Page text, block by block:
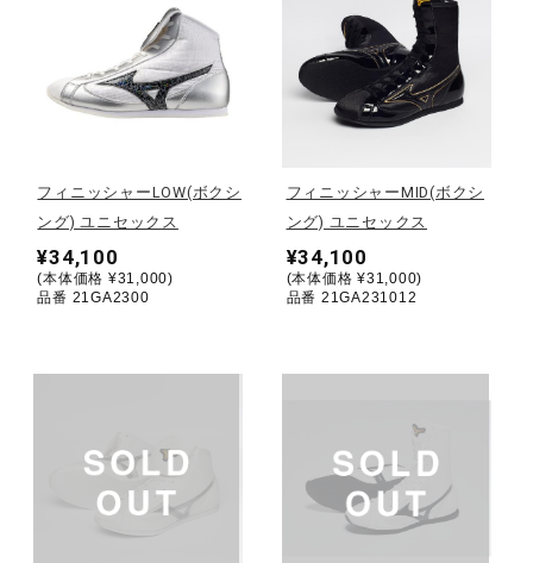
サッカー／フットサル
トレーニング
野球
ゴルフ
バレーボール
テニス／ソフトテニス
フィニッシャーLOW(ボクシ
ング) ユニセックス
¥34,100
(本体価格 ¥31,000)
品番 21GA2300
フィニッシャーMID(ボクシ
ング) ユニセックス
¥34,100
(本体価格 ¥31,000)
品番 21GA231012